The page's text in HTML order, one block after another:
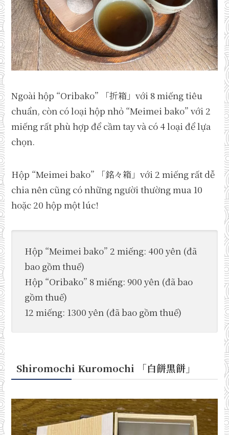
Ngoài hộp “Oribako” 「折箱」với 8 miếng tiêu
chuẩn, còn có loại hộp nhỏ “Meimei bako” với 2
miếng rất phù hợp để cầm tay và có 4 loại để lựa
chọn.
Hộp “Meimei bako” 「銘々箱」với 2 miếng rất dễ
chia nên cũng có những người thường mua 10
hoặc 20 hộp một lúc!
Hộp “Meimei bako” 2 miếng: 400 yên (đã
bao gồm thuế)
Hộp “Oribako” 8 miếng: 900 yên (đã bao
gồm thuế)
12 miếng: 1300 yên (đã bao gồm thuế)
Shiromochi Kuromochi 「白餅黒餅」